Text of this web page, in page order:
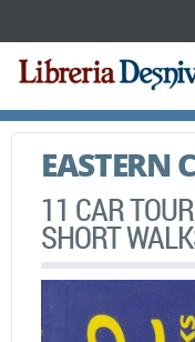
EASTERN
11 CAR
SHORT